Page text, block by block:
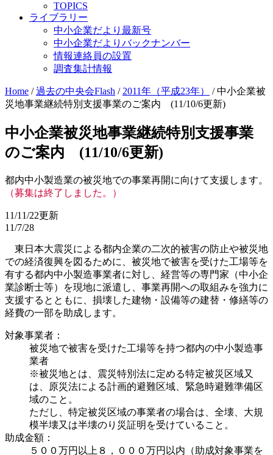
TOPICS
ライブラリー
中小企業だより最新号
中小企業だよりバックナンバー
情報連絡員の設置
調査集計情報
Home /過去の中央会Flash / 2011年（平成23年） /中小企業被
災地事業継続特別支援事業のご案内 (11/10/6更新)
中小企業被災地事業継続特別支援事業
のご案内 (11/10/6更新)
都内中小製造業の被災地での事業再開に向けて支援します。
（募集は終了しました。）
11/11/22更新
11/7/28
東日本大震災による都内企業の二次的被害の防止や被災地
での経済復興を図るために、被災地で被害を受けた工場等を
有する都内中小製造事業者に対し、経営等の専門家（中小企
業診断士等）を現地に派遣し、事業再開への取組みを強力に
支援するとともに、損壊した建物・設備等の建替・修繕等の
経費の一部を助成します。
対象事業者：
被災地で被害を受けた工場等を持つ都内の中小製造事
業者
※被災地とは、震災特別法に定める特定被災区域又
は、原災法による計画的避難区域、緊急時避難準備区
域のこと。
ただし、特定被災区域の事業者の場合は、全壊、大規
模半壊又は半壊のり災証明を受けていること。
助成金額：
５００万円以上８，０００万円以内（助成対象事業を